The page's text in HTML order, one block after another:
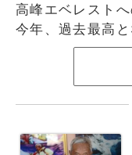
高峰エベレスト
今年、過去最高